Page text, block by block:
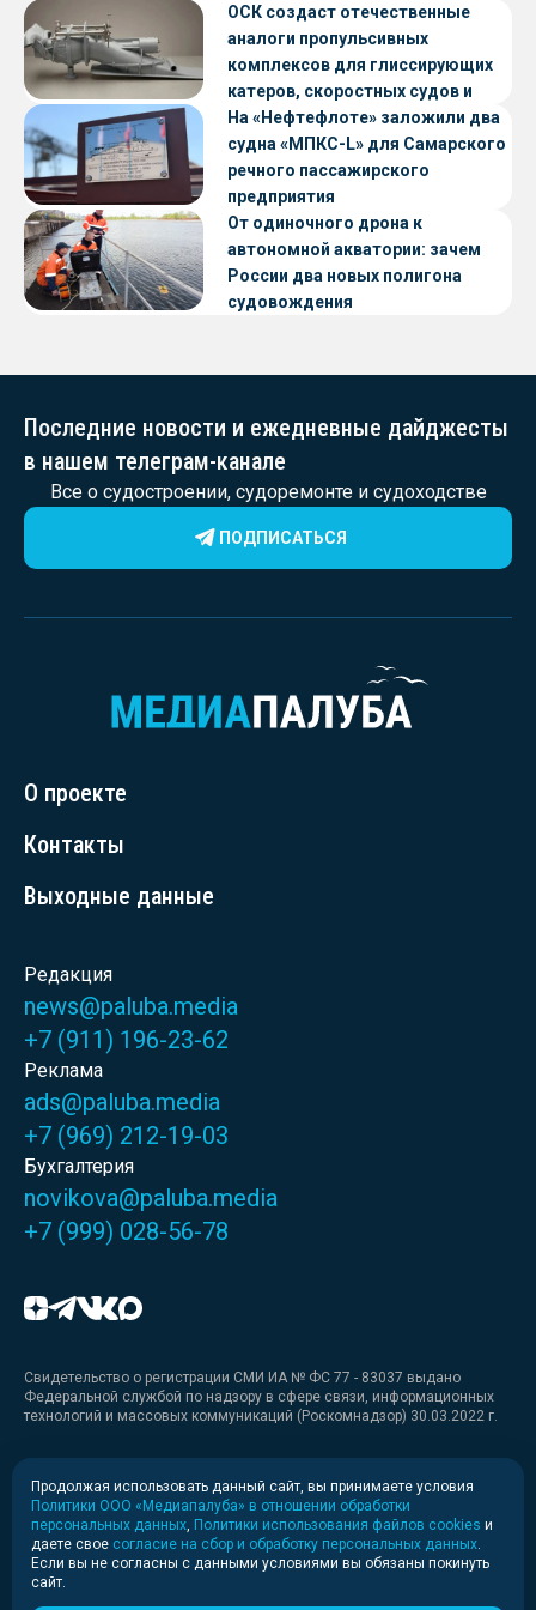
ОСК создаст отечественные
аналоги пропульсивных
комплексов для глиссирующих
катеров, скоростных судов и
судов с малой осадкой
На «Нефтефлоте» заложили два
судна «МПКС-L» для Самарского
речного пассажирского
предприятия
От одиночного дрона к
автономной акватории: зачем
России два новых полигона
судовождения
Последние новости и ежедневные дайджесты
в нашем телеграм-канале
Все о судостроении, судоремонте и судоходстве
ПОДПИСАТЬСЯ
О проекте
Контакты
Выходные данные
Редакция
news@paluba.media
+7 (911) 196-23-62
Реклама
ads@paluba.media
+7 (969) 212-19-03
Бухгалтерия
novikova@paluba.media
+7 (999) 028-56-78
Свидетельство о регистрации СМИ ИА № ФС 77 - 83037 выдано
Федеральной службой по надзору в сфере связи, информационных
технологий и массовых коммуникаций (Роскомнадзор) 30.03.2022 г.
Медиакит
Медиакит для печати
Политика конфиденциальности
© 2020-2026 Информационное агентство «Медиапалуба»
Продолжая использовать данный сайт, вы принимаете условия
Политики ООО «Медиапалуба» в отношении обработки
персональных данных Политики использования файлов cookies и
даете свое согласие на сбор и обработку персональных данных
Если вы не согласны с данными условиями вы обязаны покинуть
сайт.